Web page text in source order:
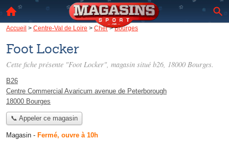
Accueil > Centre-Val de Loire > Cher>Bourges
Foot Locker
Cette fiche présente "Foot Locker", magasin situé b26, 18000 Bourges.
B26
Centre Commercial Avaricum avenue de Peterborough
18000 Bourges
📞 Appeler ce magasin
Magasin - Fermé, ouvre à 10h